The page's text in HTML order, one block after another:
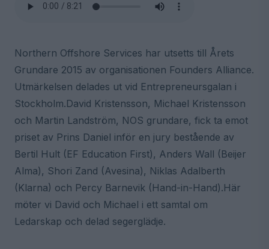
Northern Offshore Services har utsetts till Årets
Grundare 2015 av organisationen Founders Alliance.
Utmärkelsen delades ut vid Entrepreneursgalan i
Stockholm.David Kristensson, Michael Kristensson
och Martin Landström, NOS grundare, fick ta emot
priset av Prins Daniel inför en jury bestående av
Bertil Hult (EF Education First), Anders Wall (Beijer
Alma), Shori Zand (Avesina), Niklas Adalberth
(Klarna) och Percy Barnevik (Hand-in-Hand).Här
möter vi David och Michael i ett samtal om
Ledarskap och delad segerglädje.